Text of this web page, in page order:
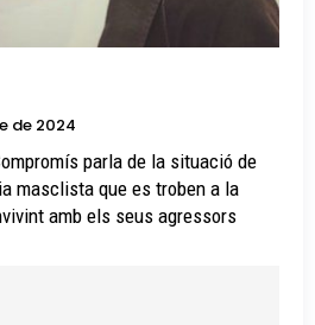
de 2024
parla de la situació de
masclista que es troben a la
amb els seus agressors